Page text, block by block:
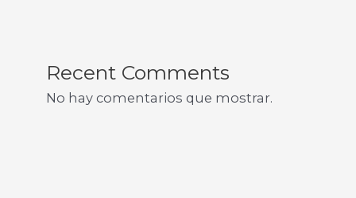
Recent Comments
No hay comentarios que mostrar.